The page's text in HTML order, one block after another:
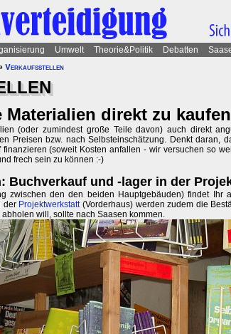
Umwelt Theorie&Politik Debatten
Verkaufsstellen
Materialien direkt zu
(oder zumindest große Teile davon) auch direkt
Preisen bzw. nach Selbsteinschätzung. Denkt daran,
(soweit Kosten anfallen - wir versuchen so
frech sein zu können :-)
Buchverkauf und -lager in der
zwischen den den beiden Hauptgebäuden) findet Ihr
der Projektwerkstatt(Vorderhaus) werden zudem die
will, sollte nach Saasen kommen.